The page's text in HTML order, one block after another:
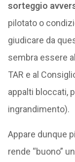
sorteggio
pilotato o
giudicare da
sembra essere
TAR e al
appalti bloccati,
ingrandimento).
Appare dunque
rende “buono”